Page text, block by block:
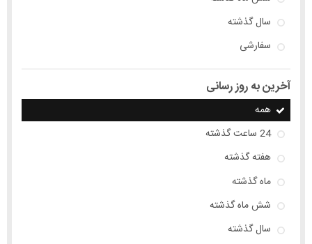
سال گذشته
سفارشی
آخرین به روز رسانی
همه
24 ساعت گذشته
هفته گذشته
ماه گذشته
شش ماه گذشته
سال گذشته